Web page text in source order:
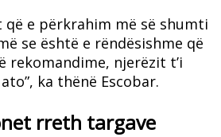
që e përkrahim më së shumti
se është e rëndësishme që
rekomandime, njerëzit t’i
ka thënë Escobar.
rreth targave